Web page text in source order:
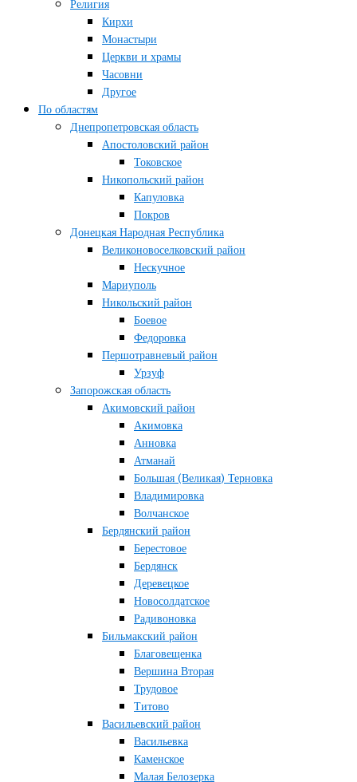
Религия
Кирхи
Монастыри
Церкви и храмы
Часовни
Другое
По областям
Днепропетровская область
Апостоловский район
Токовское
Никопольский район
Капуловка
Покров
Донецкая Народная Республика
Великоновоселковский район
Нескучное
Мариуполь
Никольский район
Боевое
Федоровка
Першотравневый район
Урзуф
Запорожская область
Акимовский район
Акимовка
Анновка
Атманай
Большая (Великая) Терновка
Владимировка
Волчанское
Бердянский район
Берестовое
Бердянск
Деревецкое
Новосолдатское
Радивоновка
Бильмакский район
Благовещенка
Вершина Вторая
Трудовое
Титово
Васильевский район
Васильевка
Каменское
Малая Белозерка